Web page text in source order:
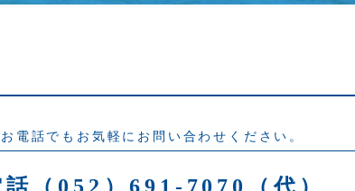
お電話でもお気軽にお問い合わせください。